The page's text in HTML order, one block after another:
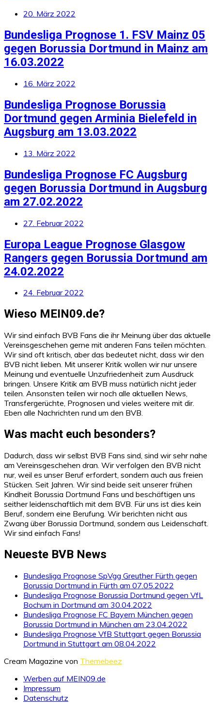
20. März 2022
Bundesliga Prognose 1. FSV Mainz 05
gegen Borussia Dortmund in Mainz am
16.03.2022
16. März 2022
Bundesliga Prognose Borussia
Dortmund gegen Arminia Bielefeld in
Augsburg am 13.03.2022
13. März 2022
Bundesliga Prognose FC Augsburg
gegen Borussia Dortmund in Augsburg
am 27.02.2022
27. Februar 2022
Europa League Prognose Glasgow
Rangers gegen Borussia Dortmund am
24.02.2022
24. Februar 2022
Wieso MEIN09.de?
Wir sind einfach BVB Fans die ihr Meinung über das aktuelle
Vereinsgeschehen gerne mit anderen Fans teilen möchten.
Wir sind oft kritisch, aber das bedeutet nicht, dass wir den
BVB nicht lieben. Mit unserer Kritik wollen wir nur unsere
Meinung und eventuelle Unzufriedenheit zum Ausdruck
bringen. Unsere Kritik am BVB muss natürlich nicht jeder
teilen. Ansonsten teilen wir noch alle aktuellen News,
Transfergerüchte, Prognosen und vieles weitere mit dir.
Eben alle Nachrichten rund um den BVB.
Was macht euch besonders?
Dadurch, dass wir selbst BVB Fans sind, sind wir sehr nahe
am Vereinsgeschehen dran. Wir verfolgen den BVB nicht
nur, weil es unser Beruf erfordert, sondern auch aus freien
Stücken. Seit Jahren. Wir sind beide seit unserer frühen
Kindheit Borussia Dortmund Fans und beschäftigen uns
seither leidenschaftlich mit dem BVB. Für uns ist dies kein
Beruf, sondern eine Berufung. Wir berichten nicht aus
Zwang über Borussia Dortmund, sondern aus Leidenschaft.
Wir sind einfach Fans!
Neueste BVB News
Bundesliga Prognose SpVgg Greuther Fürth gegen
Borussia Dortmund in Fürth am 07.05.2022
Bundesliga Prognose Borussia Dortmund gegen VfL
Bochum in Dortmund am 30.04.2022
Bundesliga Prognose FC Bayern München gegen
Borussia Dortmund in München am 23.04.2022
Bundesliga Prognose VfB Stuttgart gegen Borussia
Dortmund in Stuttgart am 08.04.2022
Cream Magazine von Themebeez
Werben auf MEIN09.de
Impressum
Datenschutz